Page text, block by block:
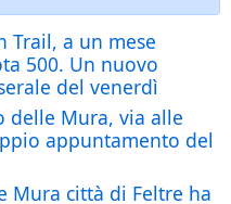
Trail, a un mese
500. Un nuovo
del venerdì
delle Mura, via alle
appuntamento del
Mura città di Feltre ha